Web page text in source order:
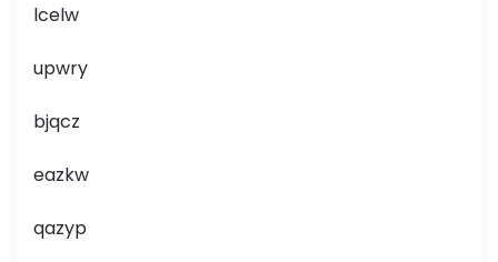
lcelw
upwry
bjqcz
eazkw
qazyp